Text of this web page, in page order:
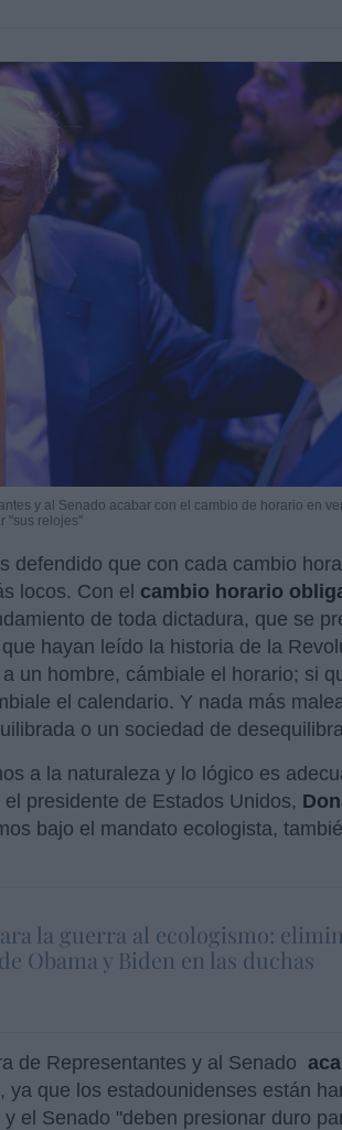
y al Senado acabar con el cambio de horario en
"sus relojes"
defendido que con cada cambio
locos. Con el cambio horario
de toda dictadura, que se
hayan leído la historia de la
un hombre, cámbiale el horario; si
el calendario. Y nada más
o un sociedad de
a la naturaleza y lo lógico es
presidente de Estados Unidos,
bajo el mandato ecologista,
la guerra al ecologismo:
Obama y Biden en las duchas
de Representantes y al Senado
, ya que los estadounidenses están
el Senado "deben presionar duro